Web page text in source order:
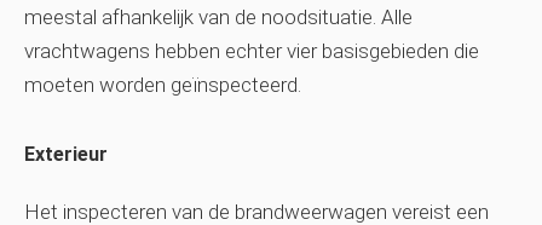
meestal afhankelijk van de noodsituatie. Alle
vrachtwagens hebben echter vier basisgebieden die
moeten worden geïnspecteerd.
Exterieur
Het inspecteren van de brandweerwagen vereist een